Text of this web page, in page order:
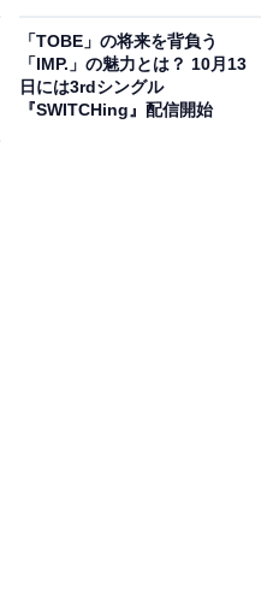
「TOBE」の将来を背負う
「IMP.」の魅力とは？ 10月13
日には3rdシングル
『SWITCHing』配信開始